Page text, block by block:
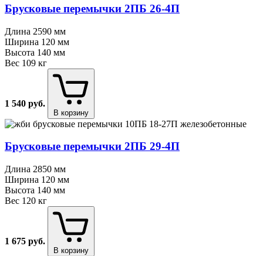
Брусковые перемычки 2ПБ 26⁠-⁠4П
Длина 2590 мм
Ширина 120 мм
Высота 140 мм
Вес 109 кг
1 540 руб.
В корзину
Брусковые перемычки 2ПБ 29⁠-⁠4П
Длина 2850 мм
Ширина 120 мм
Высота 140 мм
Вес 120 кг
1 675 руб.
В корзину